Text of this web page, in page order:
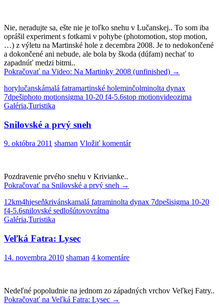
Nie, neradujte sa, ešte nie je toľko snehu v Lučanskej.. To som iba
oprášil experiment s fotkami v pohybe (photomotion, stop motion,
…) z výletu na Martinské hole z decembra 2008. Je to nedokončené
a dokončené ani nebude, ale bola by škoda (dúfam) nechať to
zapadnúť medzi bitmi..
Pokračovať na Video: Na Martinky 2008 (unfinished) →
horylučanskámalá fatramartinské holeminčolminolta dynax
7dpešiphoto motionsigma 10-20 f4-5.6stop motionvideozima
Galéria,Turistika
Snilovské a prvý sneh
9. októbra 2011 shaman Vložiť komentár
Pozdravenie prvého snehu v Krivianke..
Pokračovať na Snilovské a prvý sneh →
12km4hjeseňkrivánskamalá fatraminolta dynax 7dpešisigma 10-20
f4-5.6snilovské sedlošútovovrátna
Galéria,Turistika
Veľká Fatra: Lysec
14. novembra 2010 shaman 4 komentáre
Nedeľné popoludnie na jednom zo západných vrchov Veľkej Fatry..
Pokračovať na Veľká Fatra: Lysec →